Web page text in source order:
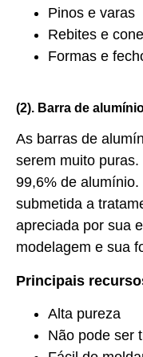
Pinos e varas
Rebites e
Formas e
(2). Barra de
As barras de
serem muito
99,6% de
submetida a
apreciada por sua
modelagem e sua
Principais
Alta pureza
Não pode ser